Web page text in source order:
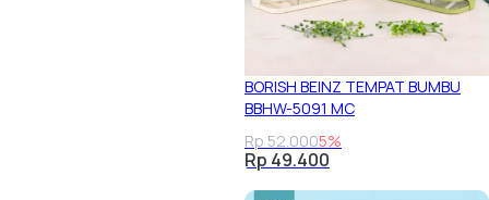
BORISH BEINZ TEMPAT BUMBU
BBHW-5091 MC
Rp 52.0005%
Rp 49.400